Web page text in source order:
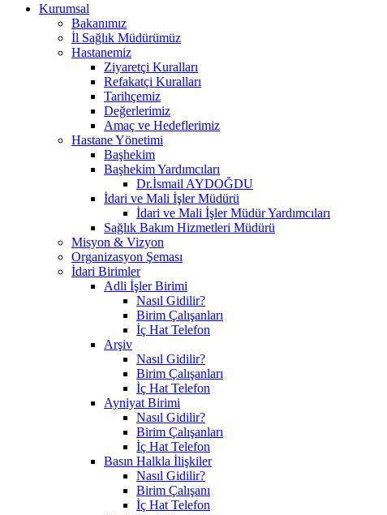
Kurumsal
Bakanımız
İl Sağlık Müdürümüz
Hastanemiz
Ziyaretçi Kuralları
Refakatçi Kuralları
Tarihçemiz
Değerlerimiz
Amaç ve Hedeflerimiz
Hastane Yönetimi
Başhekim
Başhekim Yardımcıları
Dr.İsmail AYDOĞDU
İdari ve Mali İşler Müdürü
İdari ve Mali İşler Müdür Yardımcıları
Sağlık Bakım Hizmetleri Müdürü
Misyon & Vizyon
Organizasyon Şeması
İdari Birimler
Adli İşler Birimi
Nasıl Gidilir?
Birim Çalışanları
İç Hat Telefon
Arşiv
Nasıl Gidilir?
Birim Çalışanları
İç Hat Telefon
Ayniyat Birimi
Nasıl Gidilir?
Birim Çalışanları
İç Hat Telefon
Basın Halkla İlişkiler
Nasıl Gidilir?
Birim Çalışanı
İç Hat Telefon